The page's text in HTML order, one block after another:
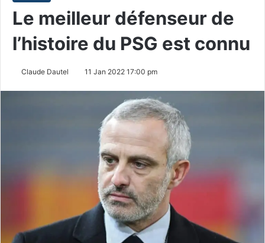
Le meilleur défenseur de
l’histoire du PSG est connu
Claude Dautel 11 Jan 2022 17:00 pm